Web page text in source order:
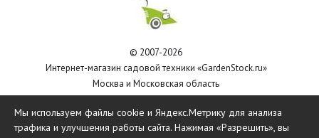
© 2007-2026
Интернет-магазин садовой техники «GardenStock.ru»
Москва и Московская область
Мы используем файлы cookie и Яндекс.Метрику для анализа
трафика и улучшения работы сайта. Нажимая «Разрешить», вы